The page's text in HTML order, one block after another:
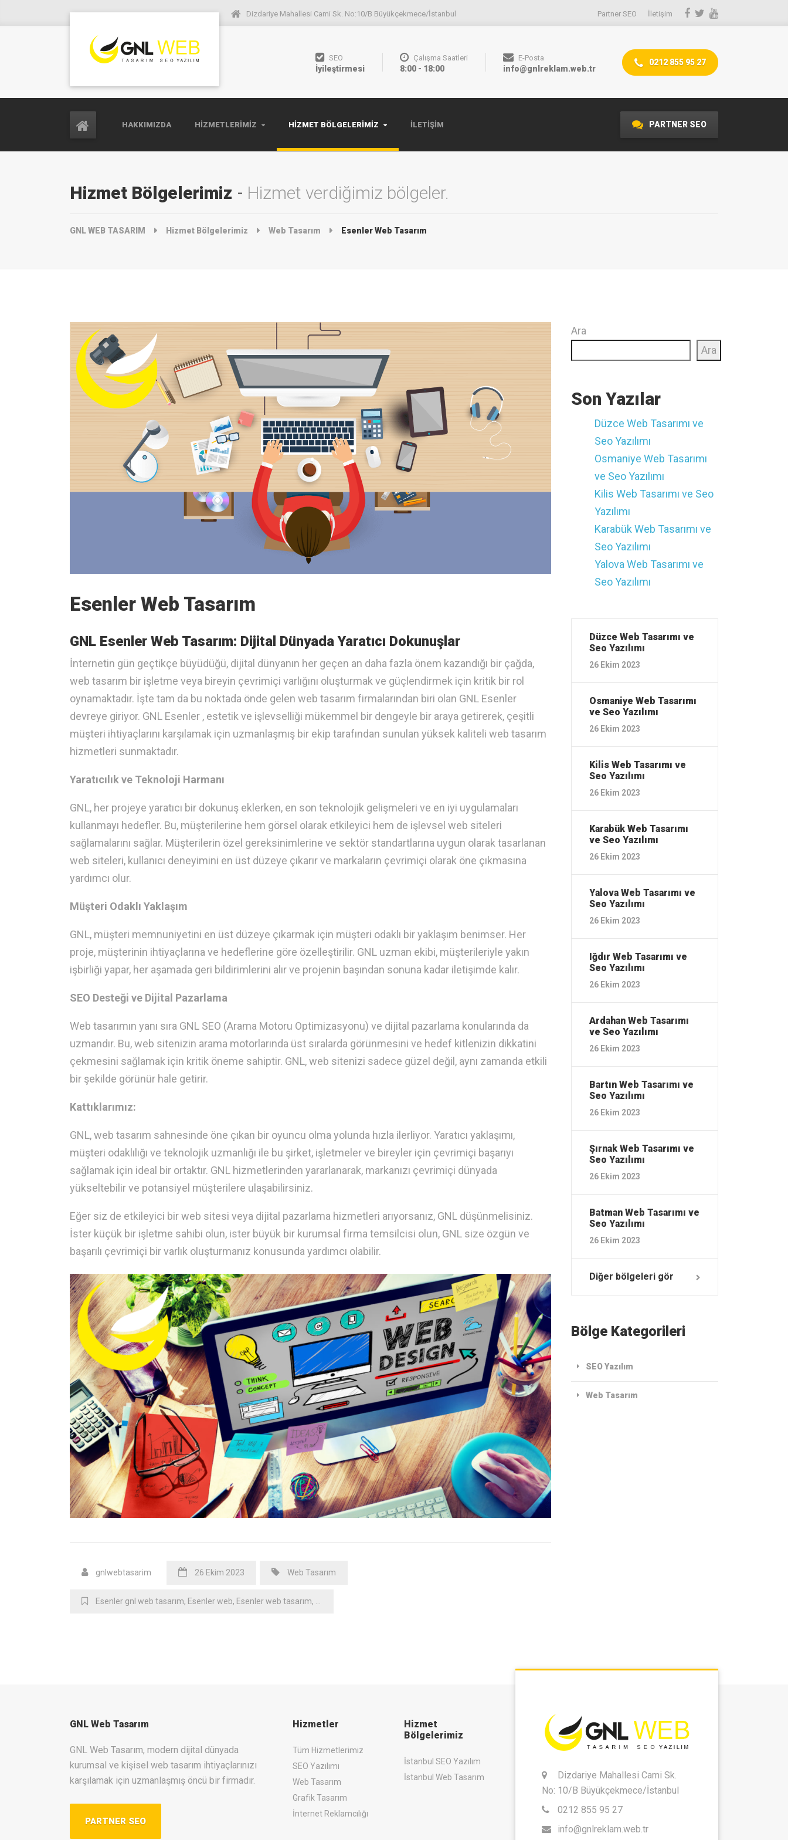
Dizdariye Mahallesi Cami Sk. No:10/B Büyükçekmece/İstanbul Partner SEO İletişim
PARTNER SEO
HAKKIMIZDA HIZMETLERIMIZ HIZMET BÖLGELERIMIZ İLETIŞIM
SEO
İyileştirmesi
Çalışma Saatleri
8:00 - 18:00
E-Posta
info@gnlreklam.web.tr
0212 855 95 27
Hizmet Bölgelerimiz Hizmet verdiğimiz bölgeler.
GNL WEB TASARIM Hizmet Bölgelerimiz Web Tasarım Esenler Web Tasarım
Esenler Web Tasarım
GNL Esenler Web Tasarım: Dijital Dünyada Yaratıcı Dokunuşlar
İnternetin gün geçtikçe büyüdüğü, dijital dünyanın her geçen an daha fazla önem kazandığı bir çağda,
web tasarım bir işletme veya bireyin çevrimiçi varlığını oluşturmak ve güçlendirmek için kritik bir rol
oynamaktadır. İşte tam da bu noktada önde gelen web tasarım firmalarından biri olan GNL Esenler
devreye giriyor. GNL Esenler , estetik ve işlevselliği mükemmel bir dengeyle bir araya getirerek, çeşitli
müşteri ihtiyaçlarını karşılamak için uzmanlaşmış bir ekip tarafından sunulan yüksek kaliteli web tasarım
hizmetleri sunmaktadır.
Yaratıcılık ve Teknoloji Harmanı
GNL, her projeye yaratıcı bir dokunuş eklerken, en son teknolojik gelişmeleri ve en iyi uygulamaları
kullanmayı hedefler. Bu, müşterilerine hem görsel olarak etkileyici hem de işlevsel web siteleri
sağlamalarını sağlar. Müşterilerin özel gereksinimlerine ve sektör standartlarına uygun olarak tasarlanan
web siteleri, kullanıcı deneyimini en üst düzeye çıkarır ve markaların çevrimiçi olarak öne çıkmasına
yardımcı olur.
Müşteri Odaklı Yaklaşım
GNL, müşteri memnuniyetini en üst düzeye çıkarmak için müşteri odaklı bir yaklaşım benimser. Her
proje, müşterinin ihtiyaçlarına ve hedeflerine göre özelleştirilir. GNL uzman ekibi, müşterileriyle yakın
işbirliği yapar, her aşamada geri bildirimlerini alır ve projenin başından sonuna kadar iletişimde kalır.
SEO Desteği ve Dijital Pazarlama
Web tasarımın yanı sıra GNL SEO (Arama Motoru Optimizasyonu) ve dijital pazarlama konularında da
uzmandır. Bu, web sitenizin arama motorlarında üst sıralarda görünmesini ve hedef kitlenizin dikkatini
çekmesini sağlamak için kritik öneme sahiptir. GNL, web sitenizi sadece güzel değil, aynı zamanda etkili
bir şekilde görünür hale getirir.
Kattıklarımız:
GNL, web tasarım sahnesinde öne çıkan bir oyuncu olma yolunda hızla ilerliyor. Yaratıcı yaklaşımı,
müşteri odaklılığı ve teknolojik uzmanlığı ile bu şirket, işletmeler ve bireyler için çevrimiçi başarıyı
sağlamak için ideal bir ortaktır. GNL hizmetlerinden yararlanarak, markanızı çevrimiçi dünyada
yükseltebilir ve potansiyel müşterilere ulaşabilirsiniz.
Eğer siz de etkileyici bir web sitesi veya dijital pazarlama hizmetleri arıyorsanız, GNL düşünmelisiniz.
İster küçük bir işletme sahibi olun, ister büyük bir kurumsal firma temsilcisi olun, GNL size özgün ve
başarılı çevrimiçi bir varlık oluşturmanız konusunda yardımcı olabilir.
gnlwebtasarim 26 Ekim 2023 Web Tasarım
Esenler gnl web tasarım, Esenler web, Esenler web tasarım, gnl web
Ara
Ara
Son Yazılar
Düzce ‎Web Tasarımı ve
Seo Yazılımı
Osmaniye ‎Web Tasarımı
ve Seo Yazılımı
Kilis ‎Web Tasarımı ve Seo
Yazılımı
Karabük ‎Web Tasarımı ve
Seo Yazılımı
Yalova ‎Web Tasarımı ve
Seo Yazılımı
Düzce ‎Web Tasarımı ve
Seo Yazılımı
26 Ekim 2023
Osmaniye ‎Web Tasarımı
ve Seo Yazılımı
26 Ekim 2023
Kilis ‎Web Tasarımı ve
Seo Yazılımı
26 Ekim 2023
Karabük ‎Web Tasarımı
ve Seo Yazılımı
26 Ekim 2023
Yalova ‎Web Tasarımı ve
Seo Yazılımı
26 Ekim 2023
Iğdır ‎Web Tasarımı ve
Seo Yazılımı
26 Ekim 2023
Ardahan ‎Web Tasarımı
ve Seo Yazılımı
26 Ekim 2023
Bartın ‎Web Tasarımı ve
Seo Yazılımı
26 Ekim 2023
Şırnak ‎Web Tasarımı ve
Seo Yazılımı
26 Ekim 2023
Batman ‎Web Tasarımı ve
Seo Yazılımı
26 Ekim 2023
Diğer bölgeleri gör
Bölge Kategorileri
SEO Yazılım
Web Tasarım
GNL Web Tasarım
GNL Web Tasarım, modern dijital dünyada
kurumsal ve kişisel web tasarım ihtiyaçlarınızı
karşılamak için uzmanlaşmış öncü bir firmadır.
PARTNER SEO
Hizmetler
Tüm Hizmetlerimiz
SEO Yazılımı
Web Tasarım
Grafik Tasarım
İnternet Reklamcılığı
Hizmet
Bölgelerimiz
İstanbul SEO Yazılım
İstanbul Web Tasarım
Dizdariye Mahallesi Cami Sk.
No: 10/B Büyükçekmece/İstanbul
0212 855 95 27
info@gnlreklam.web.tr